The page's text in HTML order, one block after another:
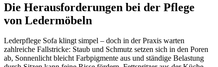
Die Herausforderungen bei der Pflege
von Ledermöbeln
Lederpflege Sofa klingt simpel – doch in der Praxis warten
zahlreiche Fallstricke: Staub und Schmutz setzen sich in den Poren
ab, Sonnenlicht bleicht Farbpigmente aus und ständige Belastung